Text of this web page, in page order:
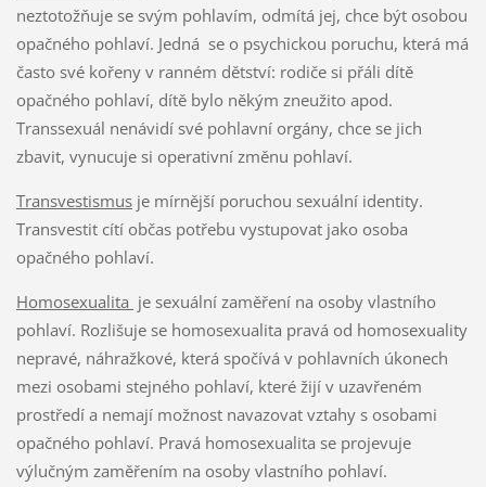
neztotožňuje se svým pohlavím, odmítá jej, chce být osobou
opačného pohlaví. Jedná se o psychickou poruchu, která má
často své kořeny v ranném dětství: rodiče si přáli dítě
opačného pohlaví, dítě bylo někým zneužito apod.
Transsexuál nenávidí své pohlavní orgány, chce se jich
zbavit, vynucuje si operativní změnu pohlaví.
Transvestismusje mírnější poruchou sexuální identity.
Transvestit cítí občas potřebu vystupovat jako osoba
opačného pohlaví.
Homosexualita je sexuální zaměření na osoby vlastního
pohlaví. Rozlišuje se homosexualita pravá od homosexuality
nepravé, náhražkové, která spočívá v pohlavních úkonech
mezi osobami stejného pohlaví, které žijí v uzavřeném
prostředí a nemají možnost navazovat vztahy s osobami
opačného pohlaví. Pravá homosexualita se projevuje
výlučným zaměřením na osoby vlastního pohlaví.